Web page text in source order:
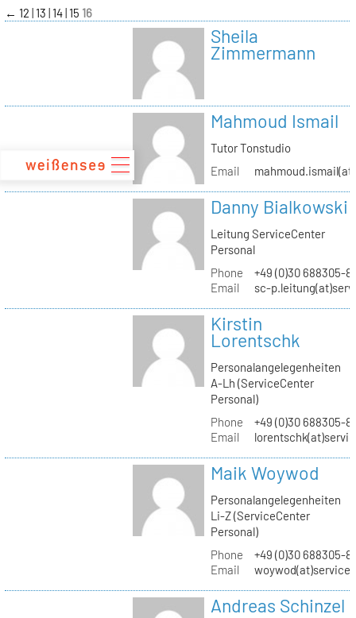
zum
Inhalt
← 12 13 14 15 16
Sheila
Zimmermann
Mahmoud Ismail
Tutor Tonstudio
Email
Danny Bialkowski
Leitung ServiceCenter
Personal
Phone
+49 (0)30 688305-
Email
sc-
Kirstin
Lorentschk
Personalangelegenheiten
A-Lh (ServiceCenter
Personal)
Phone
+49 (0)30 688305-
Email
Maik Woywod
Personalangelegenheiten
Li-Z (ServiceCenter
Personal)
Phone
+49 (0)30 688305-
Email
Andreas Schinzel